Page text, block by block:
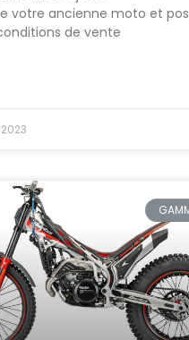
votre ancienne moto et
de vente